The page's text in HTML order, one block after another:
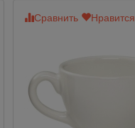
Сравнить Нравится